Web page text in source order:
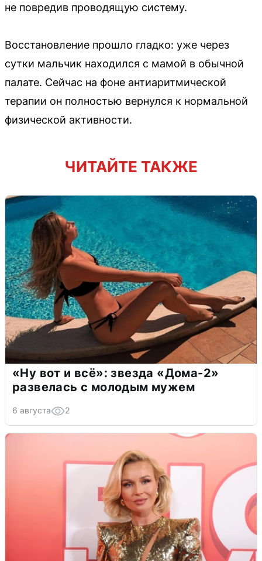
не повредив проводящую систему.
Восстановление прошло гладко: уже через
сутки мальчик находился с мамой в обычной
палате. Сейчас на фоне антиаритмической
терапии он полностью вернулся к нормальной
физической активности.
ЧИТАЙТЕ ТАКЖЕ
«Ну вот и всё»: звезда «Дома-2»
развелась с молодым мужем
6 августа 2